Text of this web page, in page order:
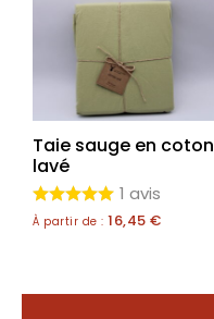
Taie sauge en coton
lavé
1 avis
À partir de : 16,45 €